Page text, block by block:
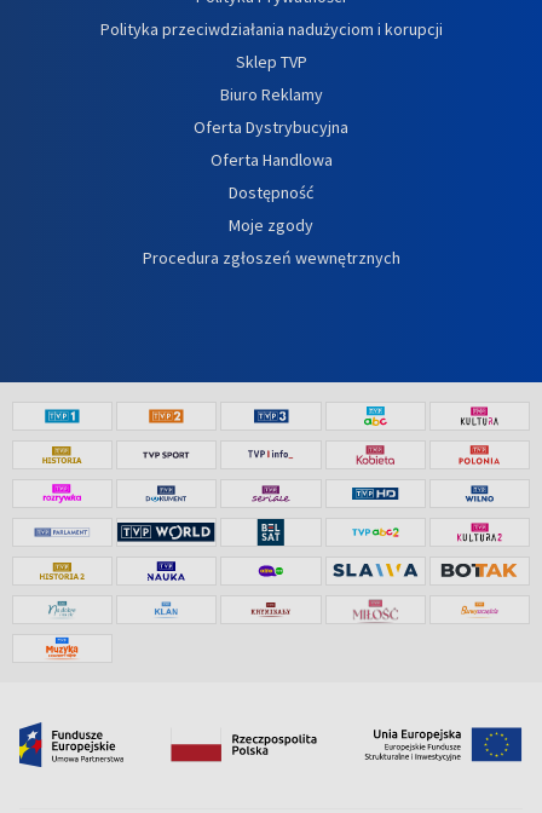
Polityka przeciwdziałania nadużyciom i korupcji
Sklep TVP
Biuro Reklamy
Oferta Dystrybucyjna
Oferta Handlowa
Dostępność
Moje zgody
Procedura zgłoszeń wewnętrznych